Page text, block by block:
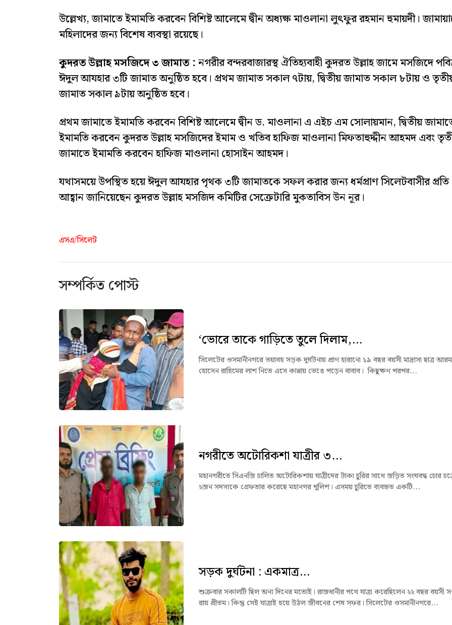
উল্লেখ্য, জামাতে ইমামতি করবেন বিশিষ্ট আলেমে দ্বীন অধ্যক্ষ মাওলানা লুৎফুর রহমান হুমায়দী।
মহিলাদের জন্য বিশেষ ব্যবস্থা রয়েছে।
কুদরত উল্লাহ মসজিদে ৩ জামাত :নগরীর বন্দরবাজারস্থ ঐতিহ্যবাহী কুদরত উল্লাহ জামে মসজিদে
ঈদুল আযহার ৩টি জামাত অনুষ্ঠিত হবে। প্রথম জামাত সকাল ৭টায়, দ্বিতীয় জামাত সকাল ৮টায় ও
জামাত সকাল ৯টায় অনুষ্ঠিত হবে।
প্রথম জামাতে ইমামতি করবেন বিশিষ্ট আলেমে দ্বীন ড. মাওলানা এ এইচ এম সোলায়মান, দ্বিতীয়
ইমামতি করবেন কুদরত উল্লাহ মসজিদের ইমাম ও খতিব হাফিজ মাওলানা মিফতাহুদ্দীন আহমদ এবং
জামাতে ইমামতি করবেন হাফিজ মাওলানা হোসাইন আহমদ।
যথাসময়ে উপস্থিত হয়ে ঈদুল আযহার পৃথক ৩টি জামাতকে সফল করার জন্য ধর্মপ্রাণ সিলেটবাসীর প্রতি
আহ্বান জানিয়েছেন কুদরত উল্লাহ মসজিদ কমিটির সেক্রেটারি মুকতাবিস উন নূর।
এসএ/সিলেট
সম্পর্কিত পোস্ট
‘ভোরে তাকে গাড়িতে তুলে দিলাম,...
সিলেটের ওসমানীনগরে ভয়াবহ সড়ক দুর্ঘটনায় প্রাণ হারানো ১৯ বছর বয়সী মাদ্রাসা ছাত্র
হোসেন রাহিমের লাশ নিতে এসে কান্নায় ভেঙে পড়েন বাবাব। কিছুক্ষণ পরপর...
নগরীতে অটোরিকশা যাত্রীর ৩...
মহানগরীতে সিএনজি চালিত অটোরিকশায় যাত্রীদের টাকা চুরির সাথে জড়িত সংঘবদ্ধ চোর
২জন সদস্যকে গ্রেফতার করেছে মহানগর পুলিশ। এসময় চুরিতে ব্যবহৃত একটি...
সড়ক দুর্ঘটনা : একমাত্র...
শুক্রবার সকালটি ছিল অন্য দিনের মতোই। রাজধানীর পথে যাত্রা করেছিলেন ২২ বছর বয়সী
রায় প্রীতম। কিন্তু সেই যাত্রাই হয়ে উঠল জীবনের শেষ সফর। সিলেটের ওসমানীনগরে...